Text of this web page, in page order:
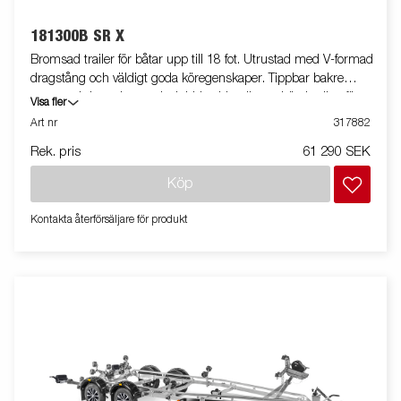
181300B SR X
Bromsad trailer för båtar upp till 18 fot. Utrustad med V-formad
dragstång och väldigt goda köregenskaper. Tippbar bakre
vagga och justerbara och dubbla sidorullar av hög kvalitet för att
enkel anpassning till din båt. Varmgalvaniserat chassi för lång
hjullager förlänger livstiden. Justerbart vinschtorn. Justerbar
båttrailern, vilket ger större flexibilitet, bekvämlighet och
säkerhet på vägen. Helt vattentät lampenhet inklusive kontakt
och kabel. Båttrailern på bilden kan vara extrautrustad.
Visa fler
Art nr
317882
Rek. pris 61 290 SEK
Köp
Kontakta återförsäljare för produkt